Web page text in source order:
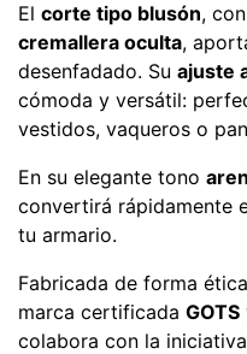
El corte tipo blusón, con
cremallera oculta,
desenfadado. Su ajuste
cómoda y versátil:
vestidos, vaqueros o
En su elegante tono
convertirá rápidamente
tu armario.
Fabricada de forma
marca certificada GOTS
colabora con la iniciativa